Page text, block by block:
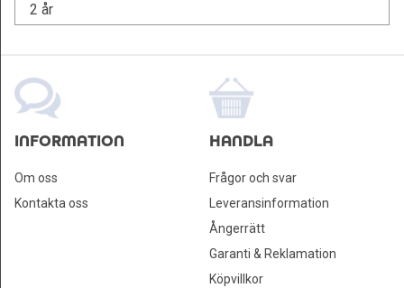
2 år
INFORMATION
Om oss
Kontakta oss
HANDLA
Frågor och svar
Leveransinformation
Ångerrätt
Garanti & Reklamation
Köpvillkor